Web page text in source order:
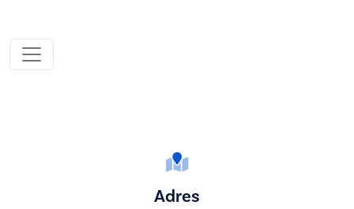
Adres